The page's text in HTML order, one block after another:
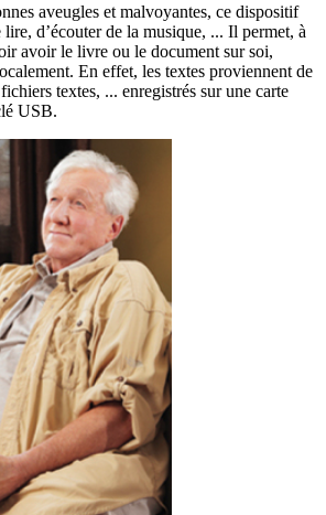
aveugles et malvoyantes, ce dispositif
d’écouter de la musique, ... Il permet, à
avoir le livre ou le document sur soi,
En effet, les textes proviennent de
textes, ... enregistrés sur une carte
USB.